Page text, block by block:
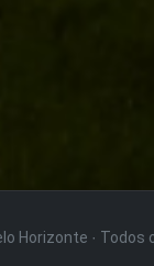
Horizonte · Todos